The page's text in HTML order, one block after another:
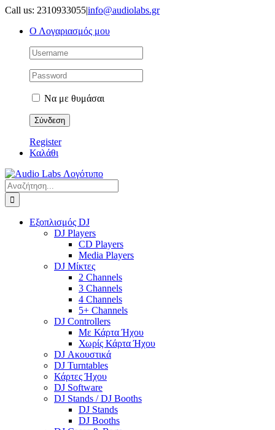
Μετάβαση
περιεχόμενο
Call us: 2310933055|info@audiolabs.gr
Ο Λογαριασμός μου
Να με θυμάσαι
Register
Καλάθι
Αναζήτηση
για:
Εξοπλισμός DJ
DJ Players
CD Players
Media Players
DJ Μίκτες
2 Channels
3 Channels
4 Channels
5+ Channels
DJ Controllers
Με Κάρτα Ήχου
Χωρίς Κάρτα Ήχου
DJ Ακουστικά
DJ Turntables
Κάρτες Ήχου
DJ Software
DJ Stands / DJ Booths
DJ Stands
DJ Booths